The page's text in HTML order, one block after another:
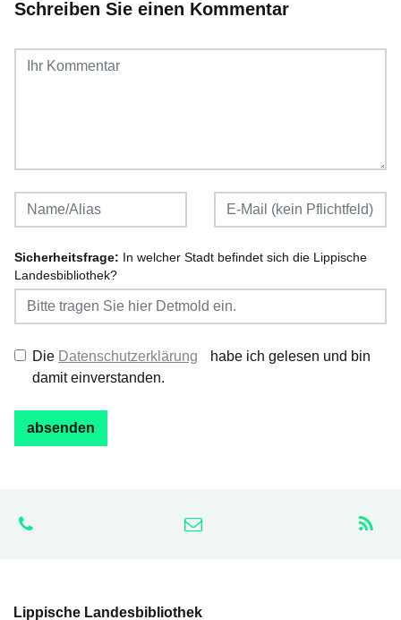
Schreiben Sie einen Kommentar
Sicherheitsfrage: In welcher Stadt befindet sich die Lippische
Landesbibliothek?
Die Datenschutzerklärung
habe ich gelesen und bin
damit einverstanden.
Lippische Landesbibliothek